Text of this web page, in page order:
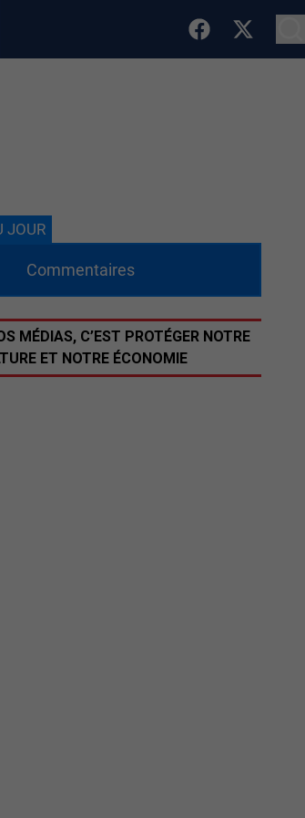
JOUR
Commentaires
MÉDIAS, C’EST PROTÉGER NOTRE
ET NOTRE ÉCONOMIE